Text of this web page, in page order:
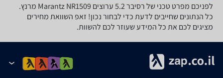
לפניכם מפרט טכני של רסיבר ‏5.2 ‏ערוצים Marantz NR1509 מרנץ.
כל הנתונים שחייבים לדעת כדי לבחור נכון! זאפ השוואת מחירים
מציגים לכם את כל המידע שעוזר לכם להשוות.